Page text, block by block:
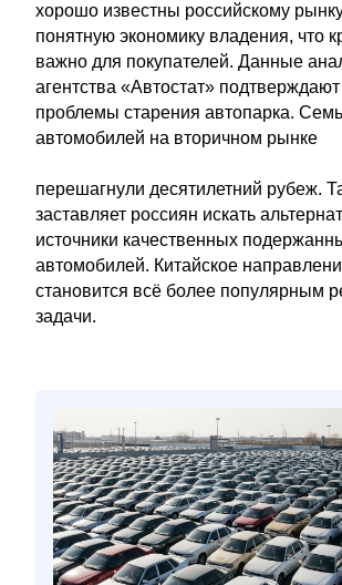
хорошо известны российскому
понятную экономику владения, что
важно для покупателей. Данные
агентства «Автостат»
проблемы старения автопарка.
автомобилей на вторичном рынке
перешагнули десятилетний рубеж.
заставляет россиян искать
источники качественных
автомобилей. Китайское
становится всё более популярным
задачи.